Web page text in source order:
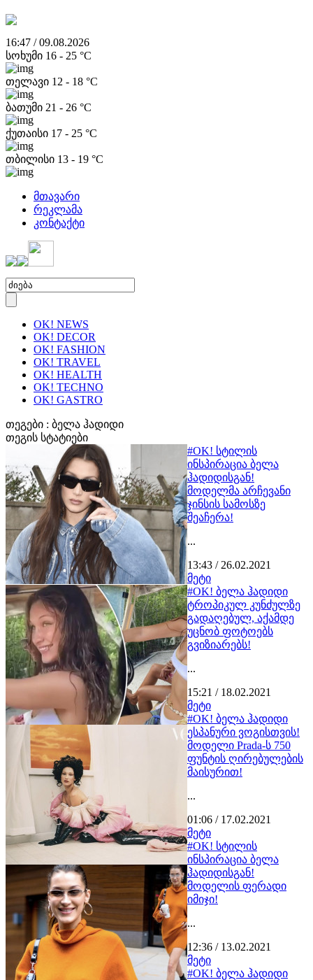
16:47 / 09.08.2026
სოხუმი 16 - 25 °C
თელავი 12 - 18 °C
ბათუმი 21 - 26 °C
ქუთაისი 17 - 25 °C
თბილისი 13 - 19 °C
მთავარი
რეკლამა
კონტაქტი
OK! NEWS
OK! DECOR
OK! FASHION
OK! TRAVEL
OK! HEALTH
OK! TECHNO
OK! GASTRO
თეგები : ბელა ჰადიდი
თეგის სტატიები
#OK! სტილის
ინსპირაცია ბელა
ჰადიდისგან!
მოდელმა არჩევანი
ჯინსის სამოსზე
შეაჩერა!
...
13:43 / 26.02.2021
მეტი
#OK! ბელა ჰადიდი
ტროპიკულ კუნძულზე
გადაღებულ, აქამდე
უცნობ ფოტოებს
გვიზიარებს!
...
15:21 / 18.02.2021
მეტი
#OK! ბელა ჰადიდი
ესპანური ვოგისთვის!
მოდელი Prada-ს 750
ფუნტის ღირებულების
მაისურით!
...
01:06 / 17.02.2021
მეტი
#OK! სტილის
ინსპირაცია ბელა
ჰადიდისგან!
მოდელის ფერადი
იმიჯი!
...
12:36 / 13.02.2021
მეტი
#OK! ბელა ჰადიდი